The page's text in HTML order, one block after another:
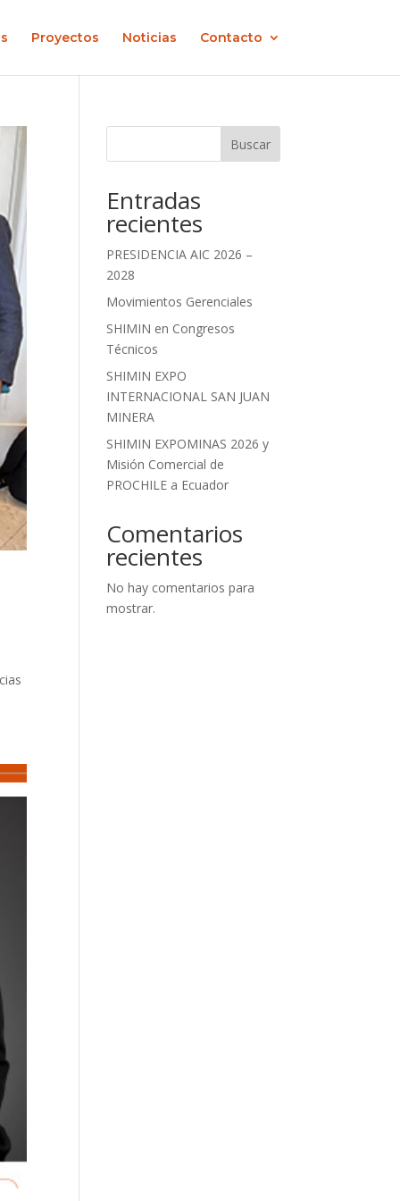
Proyectos Noticias Contacto
Buscar
Entradas
recientes
PRESIDENCIA AIC 2026 –
2028
Movimientos Gerenciales
SHIMIN en Congresos
Técnicos
SHIMIN EXPO
INTERNACIONAL SAN JUAN
MINERA
SHIMIN EXPOMINAS 2026 y
Misión Comercial de
PROCHILE a Ecuador
Comentarios
recientes
No hay comentarios para
mostrar.